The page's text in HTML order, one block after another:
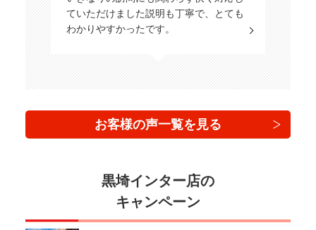
ていただけました説明も丁寧で、とても
わかりやすかったです。
お客様の声一覧を見る
黒埼インター店の
キャンペーン